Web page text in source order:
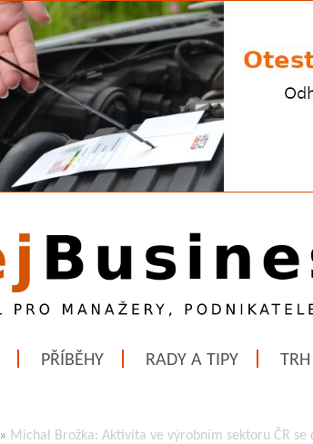
PŘÍBĚHY RADY A TIPY
» Michal Brožka: Aktivita ve výrobním sektoru ČR se